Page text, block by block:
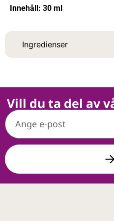
Ingredienser
Innehåll: 30 ml
Vill du ta del av